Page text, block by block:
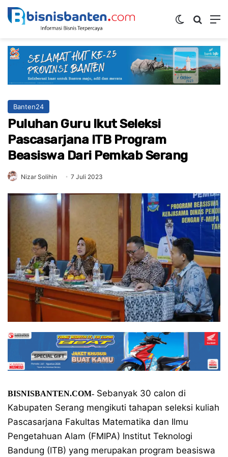
Switch skin
Banten24
Puluhan Guru Ikut Seleksi
Pascasarjana ITB Program
Beasiswa Dari Pemkab Serang
Nizar Solihin 7 Juli 2023
BISNISBANTEN.COM- Sebanyak 30 calon di
Kabupaten Serang mengikuti tahapan seleksi kuliah
Pascasarjana Fakultas Matematika dan Ilmu
Pengetahuan Alam (FMIPA) Institut Teknologi
Bandung (ITB) yang merupakan program beasiswa